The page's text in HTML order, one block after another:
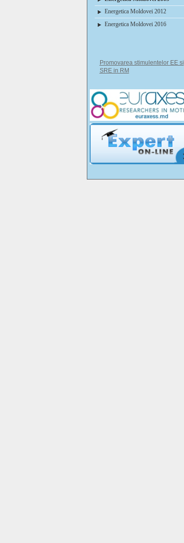
Energetica Moldovei 2012
Energetica Moldovei 2016
Promovarea stimulentelor EE si
SRE in RM